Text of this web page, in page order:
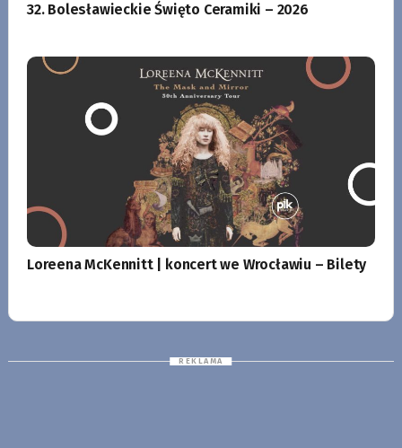
32. Bolesławieckie Święto Ceramiki – 2026
Loreena McKennitt | koncert we Wrocławiu – Bilety